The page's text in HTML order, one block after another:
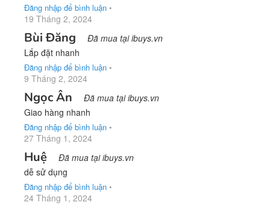
Đăng nhập để bình luận •
19 Tháng 2, 2024
Bùi Đăng Đã mua tại ibuys.vn
Lắp đặt nhanh
Đăng nhập để bình luận •
9 Tháng 2, 2024
Ngọc Ân Đã mua tại ibuys.vn
Giao hàng nhanh
Đăng nhập để bình luận •
27 Tháng 1, 2024
Huệ Đã mua tại ibuys.vn
dễ sử dụng
Đăng nhập để bình luận •
24 Tháng 1, 2024